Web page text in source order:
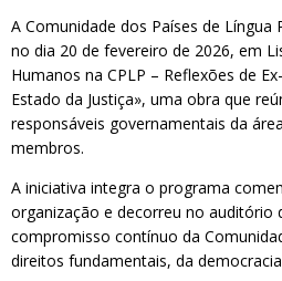
A Comunidade dos Países de Língua
no dia 20 de fevereiro de 2026, em
Humanos na CPLP – Reflexões de
Estado da Justiça», uma obra que
responsáveis governamentais da
membros.
A iniciativa integra o programa
organização e decorreu no auditório
compromisso contínuo da
direitos fundamentais, da